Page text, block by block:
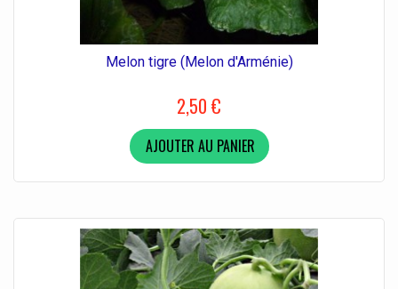
Melon tigre (Melon d'Arménie)
2,50 €
AJOUTER AU PANIER